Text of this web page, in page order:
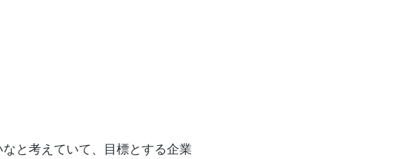
と考えていて、目標とする企業